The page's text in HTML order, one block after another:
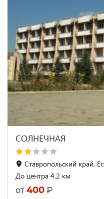
СОЛНЕЧНАЯ
Ставропольский край,
До центра 4.2 км
от 400 ₽